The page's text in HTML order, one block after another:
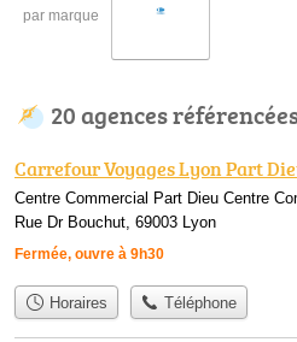
par marque
20 agences
Carrefour Voyages Lyon Part
Centre Commercial Part Dieu Centre
Rue Dr Bouchut, 69003 Lyon
Fermée, ouvre à 9h30
Horaires Téléphone